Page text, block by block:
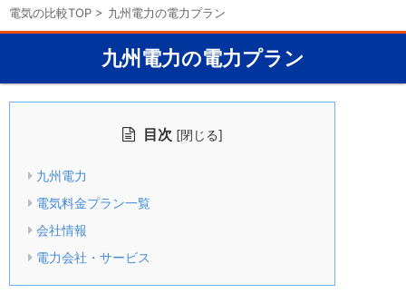
電気の比較TOP > 九州電力の電力プラン
九州電力の電力プラン
目次 [閉じる]
九州電力
電気料金プラン一覧
会社情報
電力会社・サービス